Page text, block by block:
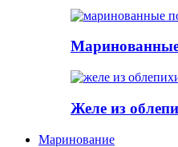
Желе из
Маринование